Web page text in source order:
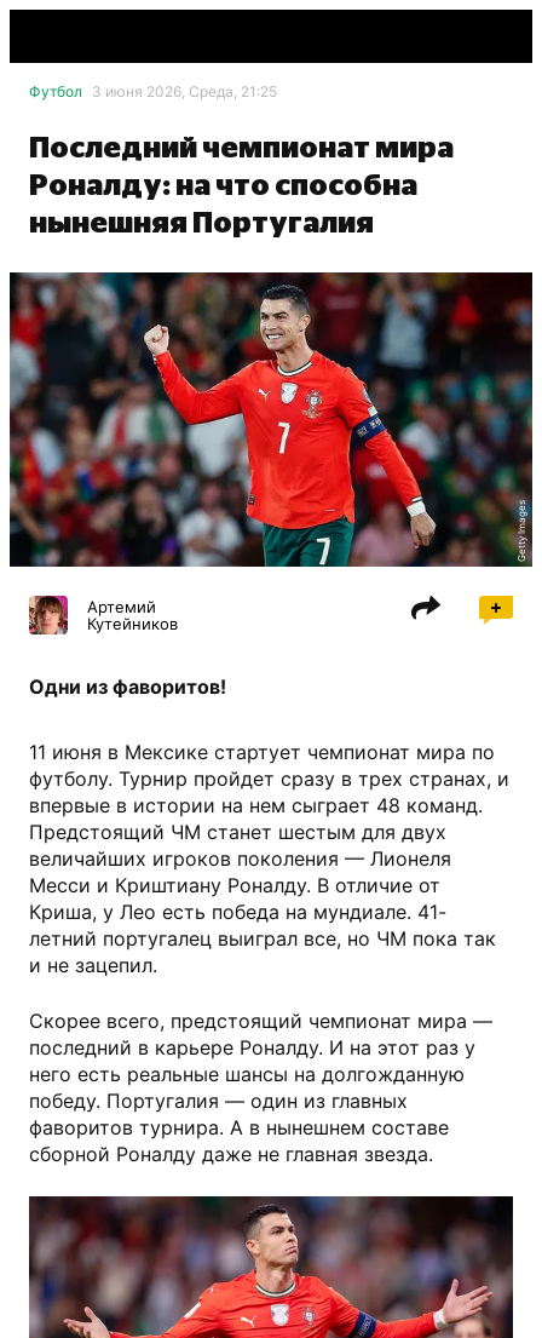
Футбол 3 июня 2026, Среда, 21:25
Последний чемпионат мира
Роналду: на что способна
нынешняя Португалия
Getty Images
Артемий
Кутейников
Одни из фаворитов!
11 июня в Мексике стартует чемпионат мира по
футболу. Турнир пройдет сразу в трех странах, и
впервые в истории на нем сыграет 48 команд.
Предстоящий ЧМ станет шестым для двух
величайших игроков поколения — Лионеля
Месси и Криштиану Роналду. В отличие от
Криша, у Лео есть победа на мундиале. 41-
летний португалец выиграл все, но ЧМ пока так
и не зацепил.
Скорее всего, предстоящий чемпионат мира —
последний в карьере Роналду. И на этот раз у
него есть реальные шансы на долгожданную
победу. Португалия — один из главных
фаворитов турнира. А в нынешнем составе
сборной Роналду даже не главная звезда.